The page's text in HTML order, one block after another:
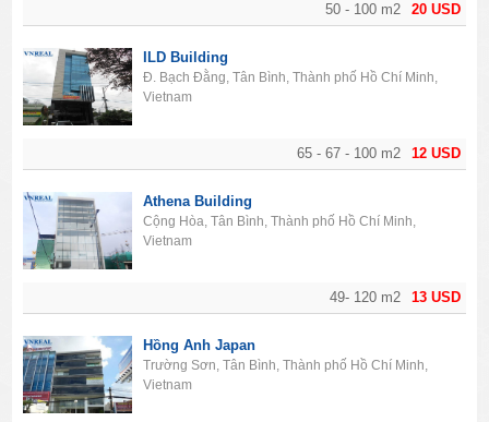
20 USD
50 - 100 m2
12 USD
65 - 67 - 100 m2
ILD Building
Đ. Bạch Đằng, Tân Bình, Thành phố Hồ Chí Minh,
Vietnam
13 USD
49- 120 m2
Athena Building
Cộng Hòa, Tân Bình, Thành phố Hồ Chí Minh,
Vietnam
Hồng Anh Japan
Trường Sơn, Tân Bình, Thành phố Hồ Chí Minh,
Vietnam